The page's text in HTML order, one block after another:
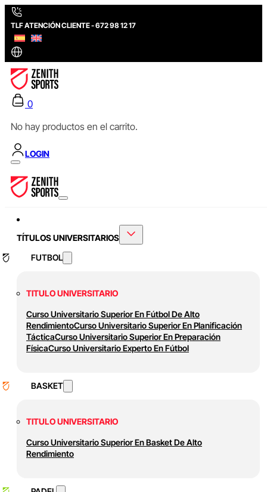
TLF ATENCIÓN CLIENTE - 672 98 12 17
0
No hay productos en el carrito.
LOGIN
TÍTULOS UNIVERSITARIOS
FUTBOL
TITULO UNIVERSITARIO
Curso Universitario Superior En Fútbol De Alto
RendimientoCurso Universitario Superior En Planificación
TácticaCurso Universitario Superior En Preparación
FísicaCurso Universitario Experto En Fútbol
BASKET
TITULO UNIVERSITARIO
Curso Universitario Superior En Basket De Alto
Rendimiento